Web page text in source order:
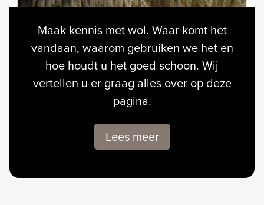
Maak kennis met wol. Waar komt het
vandaan, waarom gebruiken we het en
hoe houdt u het goed schoon. Wij
vertellen u er graag alles over op deze
pagina.
Lees meer